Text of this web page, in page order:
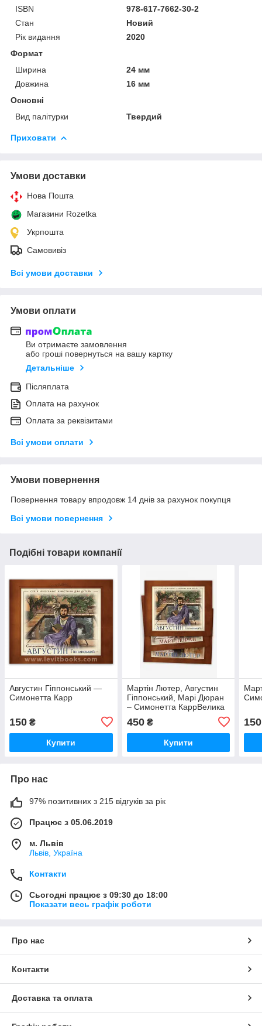
ISBN
978-617-7662-30-2
Стан
Новий
Рік видання
2020
Формат
Ширина
24 мм
Довжина
16 мм
Основні
Вид палітурки
Твердий
Приховати
Умови доставки
Нова Пошта
Магазини Rozetka
Укрпошта
Самовивіз
Всі умови доставки
Умови оплати
Ви отримаєте замовлення
або гроші повернуться на вашу картку
Детальніше
Післяплата
Оплата на рахунок
Оплата за реквізитами
Всі умови оплати
Умови повернення
Повернення товару впродовж 14 днів за рахунок покупця
Всі умови повернення
Подібні товари компанії
Августин Гіппонський —
Симонетта Карр
150 ₴
Купити
Мартін Лютер, Августин
Гіппонський, Марі Дюран
– Симонетта КаррВелика
«Біографії християн для
дітей» авторки Си
450₴
Купити
150
Про нас
97% позитивних з 215 відгуків за рік
Працює з 05.06.2019
м. Львів
Львів, Україна
Контакти
Сьогодні працює з 09:30 до 18:00
Показати весь графік роботи
Про нас
Контакти
Доставка та оплата